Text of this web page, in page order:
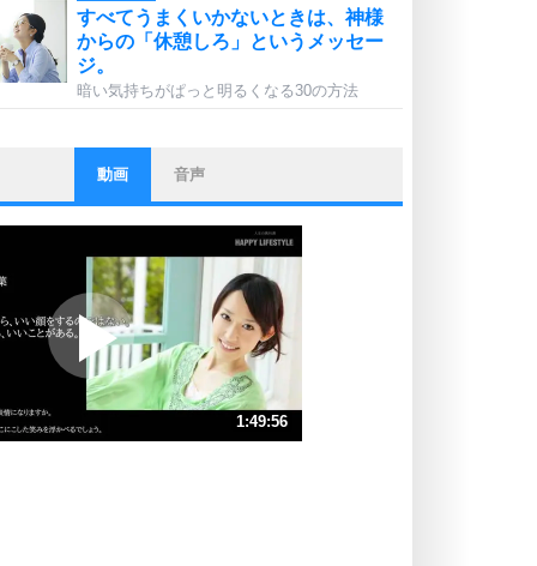
すべてうまくいかないときは、神様
からの「休憩しろ」というメッセー
ジ。
暗い気持ちがぱっと明るくなる30の方法
ストレス対策
他人と比べない。
いっそのこと、他人を見ない。
いらいらしない人になる30の方法
プラス思考
ポジティブになれない原因は、行動
しないから。
ポジティブ思考になる30の方法
ストレス対策
人生、なんとかなるもの。
動画 音声
1:49:56